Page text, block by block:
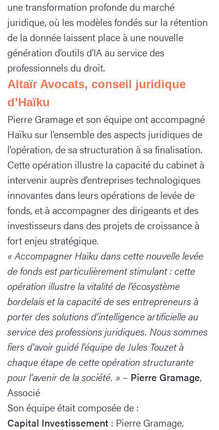
une transformation profonde du marché
juridique, où les modèles fondés sur la rétention
de la donnée laissent place à une nouvelle
génération d’outils d’IA au service des
professionnels du droit.
Altaïr Avocats, conseil juridique
d’Haïku
Pierre Gramage et son équipe ont accompagné
Haïku sur l’ensemble des aspects juridiques de
l’opération, de sa structuration à sa finalisation.
Cette opération illustre la capacité du cabinet à
intervenir auprès d’entreprises technologiques
innovantes dans leurs opérations de levée de
fonds, et à accompagner des dirigeants et des
investisseurs dans des projets de croissance à
fort enjeu stratégique.
« Accompagner Haïku dans cette nouvelle levée
de fonds est particulièrement stimulant : cette
opération illustre la vitalité de l’écosystème
bordelais et la capacité de ses entrepreneurs à
porter des solutions d’intelligence artificielle au
service des professions juridiques. Nous sommes
fiers d’avoir guidé l’équipe de Jules Touzet à
chaque étape de cette opération structurante
pour l’avenir de la société. » – Pierre Gramage,
Associé
Son équipe était composée de :
Capital Investissement : Pierre Gramage,